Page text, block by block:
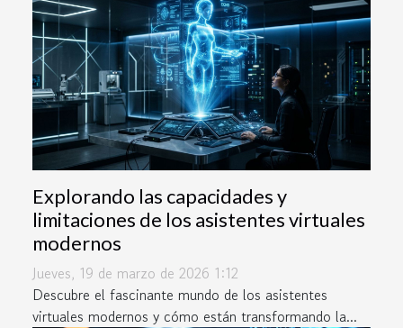
Explorando las capacidades y
limitaciones de los asistentes virtuales
modernos
Jueves, 19 de marzo de 2026 1:12
Descubre el fascinante mundo de los asistentes
virtuales modernos y cómo están transformando la...